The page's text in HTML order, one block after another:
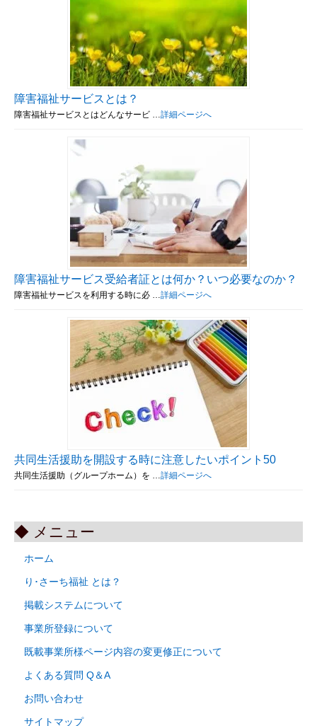
障害福祉サービスとは？
障害福祉サービスとはどんなサービ …詳細ページへ
障害福祉サービス受給者証とは何か？いつ必要なのか？
障害福祉サービスを利用する時に必 …詳細ページへ
共同生活援助を開設する時に注意したいポイント50
共同生活援助（グループホーム）を …詳細ページへ
◆ メニュー
ホーム
り･さーち福祉 とは？
掲載システムについて
事業所登録について
既載事業所様ページ内容の変更修正について
よくある質問 Q＆A
お問い合わせ
サイトマップ